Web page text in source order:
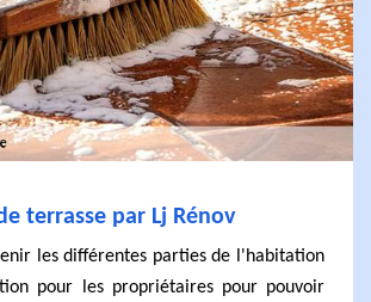
terrasse par Lj Rénov
les différentes parties de l'habitation
pour les propriétaires pour pouvoir